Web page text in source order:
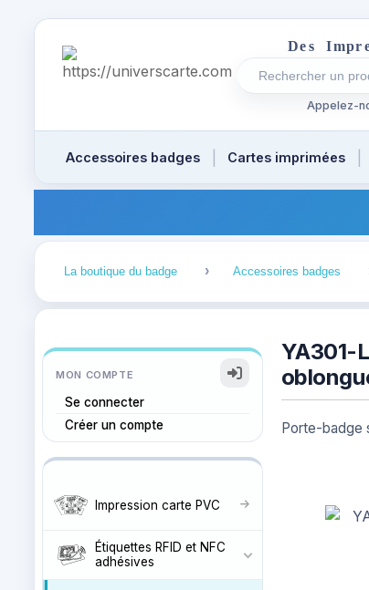
Des Impr
Rechercher un
Recherches
Appelez-
Accessoires badges Cartes imprimées
La boutique du badge Accessoires badges
MON COMPTE
Se connecter
Créer un compte
Impression carte PVC
Étiquettes RFID et NFC
adhésives
YA301-
Porte-badge